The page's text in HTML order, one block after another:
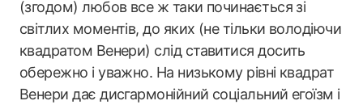
(згодом) любов все ж таки починається зі
світлих моментів, до яких (не тільки володіючи
квадратом Венери) слід ставитися досить
обережно і уважно. На низькому рівні квадрат
Венери дає дисгармонійний соціальний егоїзм і